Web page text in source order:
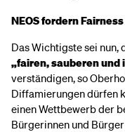
NEOS fordern
Das Wichtigste sei nun,
„fairen, sauberen
verständigen, so
Diffamierungen dürfen
einen Wettbewerb der
Bürgerinnen und Bürger